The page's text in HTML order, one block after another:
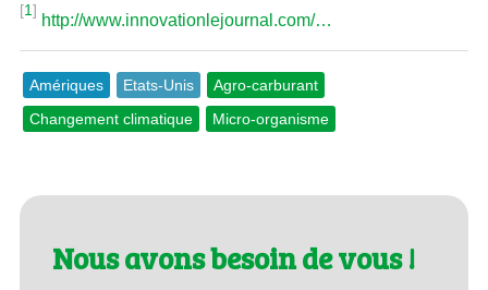
[1]
http://www.innovationlejournal.com/…
Amériques Etats-Unis
Agro-carburant
Changement climatique
Micro-organisme
Nous avons besoin de vous !